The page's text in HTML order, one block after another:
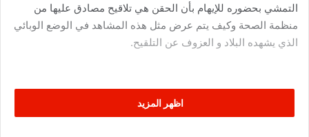
التمشي بحضوره للإيهام بأن الحقن هي تلاقيح مصادق عليها من
منظمة الصحة وكيف يتم عرض مثل هذه المشاهد في الوضع الوبائي
الذي يشهده البلاد و العزوف عن التلقيح.
اظهر المزيد